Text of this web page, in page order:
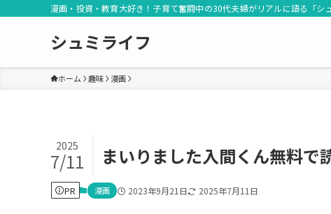
漫画・投資・教育大好き！子育て奮闘中の30代夫婦がリアルに語る「シ
シュミライフ
ホーム 趣味 漫画
まいりました入間くん無料で
2025
7/11
PR 漫画 2023年9月21日 2025年7月11日